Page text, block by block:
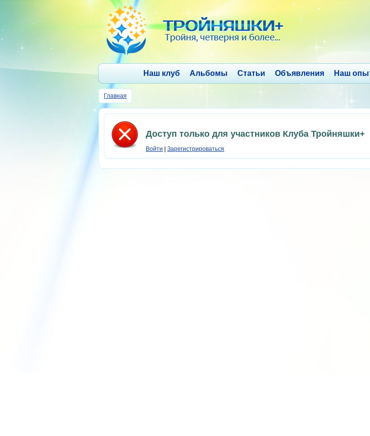
Наш клуб Альбомы Статьи Объявления Наш
Главная
Доступ только для участников Клуба Тройняшки+
Войти Зарегистрироваться